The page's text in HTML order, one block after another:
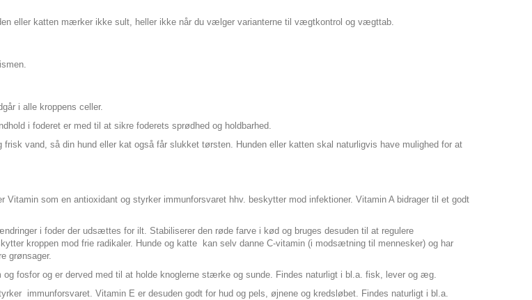
eller katten mærker ikke sult, heller ikke når du vælger varianterne til vægtkontrol og vægttab.
i alle kroppens celler.
i foderet er med til at sikre foderets sprødhed og holdbarhed.
vand, så din hund eller kat også får slukket tørsten. Hunden eller katten skal naturligvis have mulighed for at
som en antioxidant og styrker immunforsvaret hhv. beskytter mod infektioner. Vitamin A bidrager til et godt
i foder der udsættes for ilt. Stabiliserer den røde farve i kød og bruges desuden til at regulere
kroppen mod frie radikaler. Hunde og katte kan selv danne C-vitamin (i modsætning til mennesker) og har
grønsager.
fosfor og er derved med til at holde knoglerne stærke og sunde. Findes naturligt i bl.a. fisk, lever og æg.
immunforsvaret. Vitamin E er desuden godt for hud og pels, øjnene og kredsløbet. Findes naturligt i bl.a.